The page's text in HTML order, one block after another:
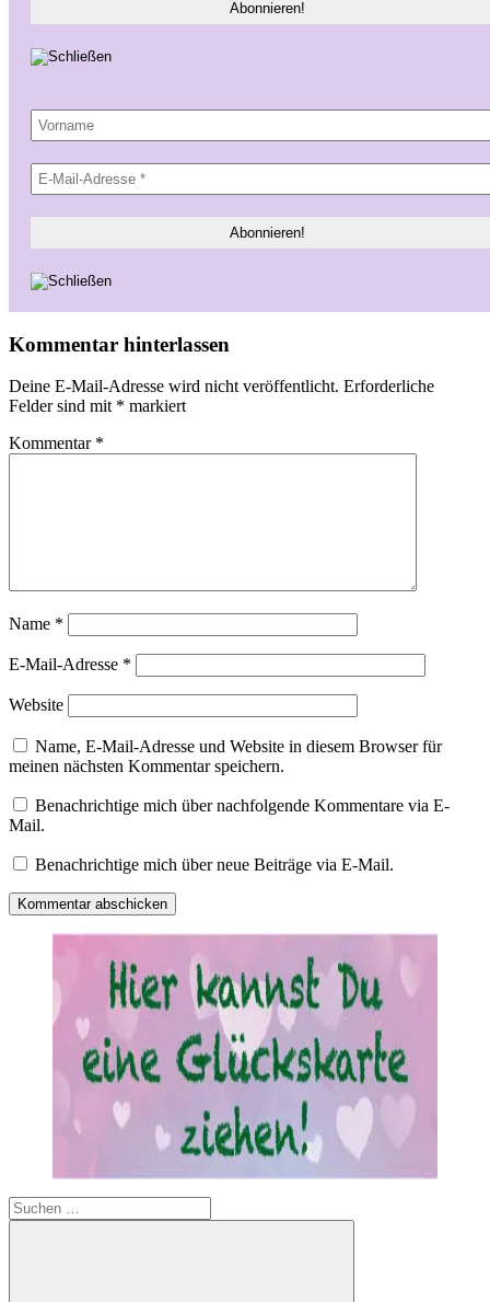
Kommentar hinterlassen
Deine E-Mail-Adresse wird nicht veröffentlicht. Erforderliche
Felder sind mit * markiert
Kommentar *
Name *
E-Mail-Adresse *
Website
Name, E-Mail-Adresse und Website in diesem Browser für
meinen nächsten Kommentar speichern.
Benachrichtige mich über nachfolgende Kommentare via E-
Mail.
Benachrichtige mich über neue Beiträge via E-Mail.
Suchen
nach: